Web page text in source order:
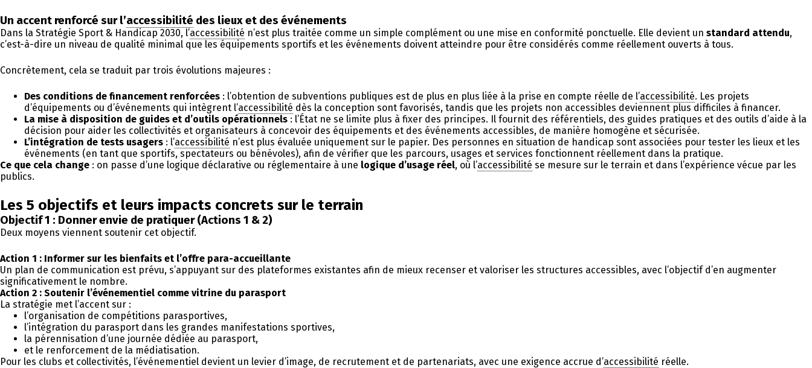
Un accent renforcé sur l’accessibilité des lieux et des événements
Dans la Stratégie Sport & Handicap 2030, l’accessibilité n’est plus traitée comme un simple complément ou une mise en conformité ponctuelle. Elle devient un standard attendu,
c’est-à-dire un niveau de qualité minimal que les équipements sportifs et les événements doivent atteindre pour être considérés comme réellement ouverts à tous.
Concrètement, cela se traduit par trois évolutions majeures :
Des conditions de financement renforcées : l’obtention de subventions publiques est de plus en plus liée à la prise en compte réelle de l’accessibilité. Les projets
d’équipements ou d’événements qui intègrent l’accessibilité dès la conception sont favorisés, tandis que les projets non accessibles deviennent plus difficiles à financer.
La mise à disposition de guides et d’outils opérationnels : l’État ne se limite plus à fixer des principes. Il fournit des référentiels, des guides pratiques et des outils d’aide à la
décision pour aider les collectivités et organisateurs à concevoir des équipements et des événements accessibles, de manière homogène et sécurisée.
L’intégration de tests usagers : l’accessibilité n’est plus évaluée uniquement sur le papier. Des personnes en situation de handicap sont associées pour tester les lieux et les
événements (en tant que sportifs, spectateurs ou bénévoles), afin de vérifier que les parcours, usages et services fonctionnent réellement dans la pratique.
Ce que cela change : on passe d’une logique déclarative ou réglementaire à une logique d’usage réel, où l’accessibilité se mesure sur le terrain et dans l’expérience vécue par les
publics.
Les 5 objectifs et leurs impacts concrets sur le terrain
Objectif 1 : Donner envie de pratiquer (Actions 1 & 2)
Deux moyens viennent soutenir cet objectif.
Action 1 : Informer sur les bienfaits et l’offre para-accueillante
Un plan de communication est prévu, s’appuyant sur des plateformes existantes afin de mieux recenser et valoriser les structures accessibles, avec l’objectif d’en augmenter
significativement le nombre.
Action 2 : Soutenir l’événementiel comme vitrine du parasport
La stratégie met l’accent sur :
l’organisation de compétitions parasportives,
l’intégration du parasport dans les grandes manifestations sportives,
la pérennisation d’une journée dédiée au parasport,
et le renforcement de la médiatisation.
Pour les clubs et collectivités, l’événementiel devient un levier d’image, de recrutement et de partenariats, avec une exigence accrue d’accessibilité réelle.